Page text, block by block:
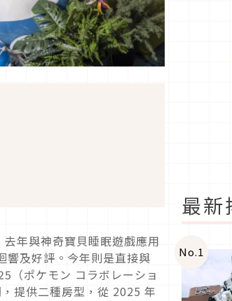
年與神奇寶貝睡眠遊戲應用
及好評。今年則是直接與
ポケモン コラボレーショ
提供二種房型，從 2025 年
最新
No.1